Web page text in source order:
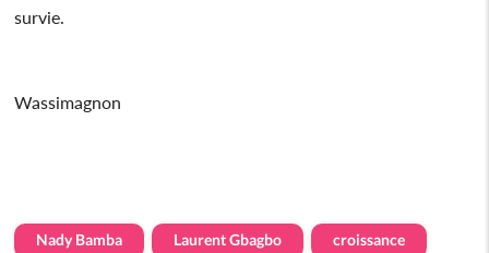
survie.
Wassimagnon
Nady Bamba Laurent Gbagbo croissance